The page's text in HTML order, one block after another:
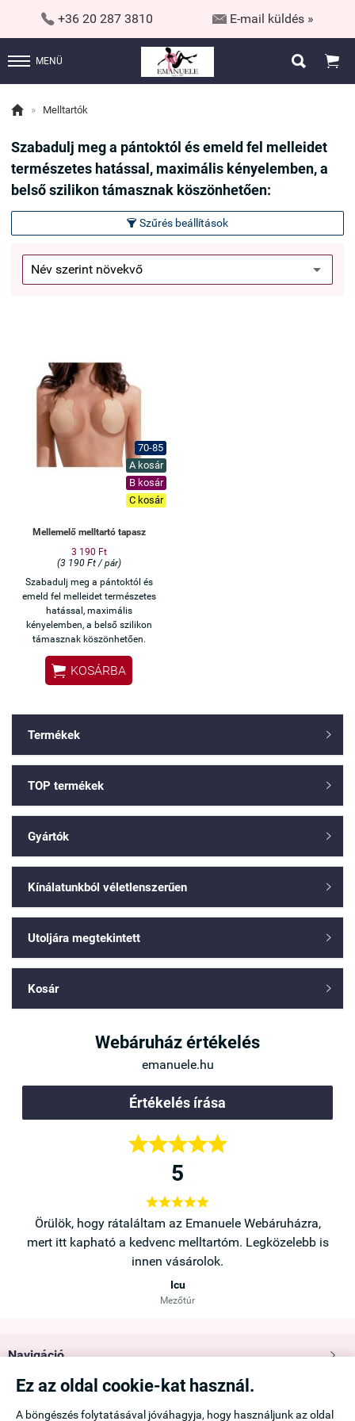
Ez az oldal cookie-kat használ.
A böngészés folytatásával jóváhagyja, hogy használjunk az oldal
 +36 20 287 3810  E-mail küldés »
MENÜ  
 » Melltartók
Szabadulj meg a pántoktól és emeld fel melleidet
természetes hatással, maximális kényelemben, a
belső szilikon támasznak köszönhetően:
 Szűrés beállítások
70-85
A kosár
B kosár
C kosár
Mellemelő melltartó tapasz
3 190 Ft
(3 190 Ft / pár)
Szabadulj meg a pántoktól és
emeld fel melleidet természetes
hatással, maximális
kényelemben, a belső szilikon
támasznak köszönhetően.
 KOSÁRBA
Termékek 
TOP termékek 
Gyártók 
Kínálatunkból véletlenszerűen 
Utoljára megtekintett 
Kosár 
Webáruház értékelés
emanuele.hu
Értékelés írása

5

Örülök, hogy rátaláltam az Emanuele Webáruházra,
mert itt kapható a kedvenc melltartóm. Legközelebb is
innen vásárolok.
Icu
Mezőtúr
Navigáció 
Saját fiók